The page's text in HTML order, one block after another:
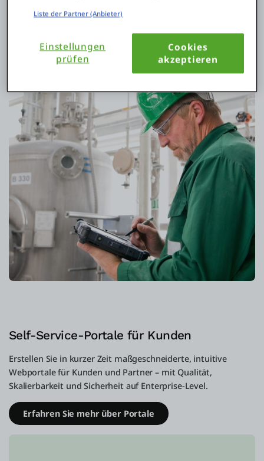
Wie Sie das Asset-Management revolutionieren
Self-Service-Portale für Kunden
Erstellen Sie in kurzer Zeit maßgeschneiderte, intuitive
Webportale für Kunden und Partner – mit Qualität,
Skalierbarkeit und Sicherheit auf Enterprise-Level.
Erfahren Sie mehr über Portale
Liste der Partner (Anbieter)
Einstellungen
prüfen
Cookies
akzeptieren